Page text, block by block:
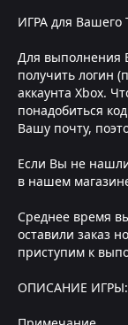
ИГРА для Вашего
Для выполнения
получить логин
аккаунта Xbox.
понадобиться
Вашу почту,
Если Вы не
в нашем
Среднее время
оставили заказ
приступим к
ОПИСАНИЕ ИГРЫ: